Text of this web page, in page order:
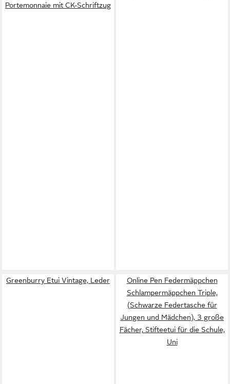
Portemonnaie mit CK-Schriftzug
Greenburry Etui Vintage, Leder
Online Pen Federmäppchen
Schlampermäppchen Triple,
(Schwarze Federtasche für
Jungen und Mädchen), 3 große
Fächer, Stifteetui für die Schule,
Uni